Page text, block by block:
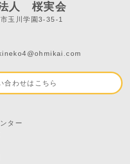
人 桜実会
玉川学園3-35-1
合わせはこちら
ター